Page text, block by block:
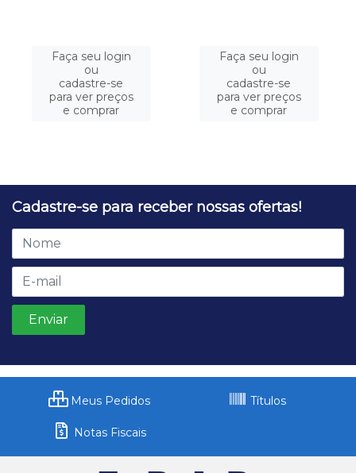
Faça seu login
ou
cadastre-se
para ver preços
e comprar
Faça seu login
ou
cadastre-se
para ver preços
e comprar
Cadastre-se para receber nossas ofertas!
Meus Pedidos Títulos
Notas Fiscais